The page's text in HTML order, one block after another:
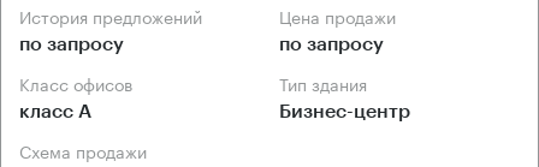
История предложений
по запросу
Цена продажи
по запросу
Класс офисов
класс А
Тип здания
Бизнес-центр
Схема продажи